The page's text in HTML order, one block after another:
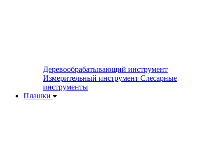
Деревообрабатывающий инструмент
Измерительный инструмент Слесарные
инструменты
Плашки